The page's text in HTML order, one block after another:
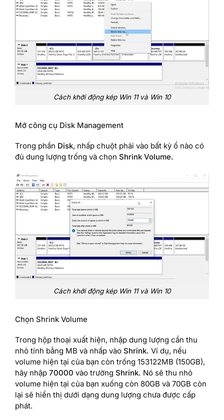
Cách khởi động kép Win 11 và Win 10
Mở công cụ Disk Management
Trong phần Disk, nhấp chuột phải vào bất kỳ ổ nào có
đủ dung lượng trống và chọn Shrink Volume.
Cách khởi động kép Win 11 và Win 10
Chọn Shrink Volume
Trong hộp thoại xuất hiện, nhập dung lượng cần thu
nhỏ tính bằng MB và nhấp vào Shrink. Ví dụ, nếu
volume hiện tại của bạn còn trống 153122MB (150GB),
hãy nhập 70000 vào trường Shrink. Nó sẽ thu nhỏ
volume hiện tại của bạn xuống còn 80GB và 70GB còn
lại sẽ hiển thị dưới dạng dung lượng chưa được cấp
phát.